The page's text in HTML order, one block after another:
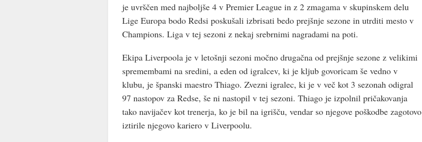
je uvrščen med najboljše 4 v Premier League in z 2 zmagama v skupinskem delu
Lige Europa bodo Redsi poskušali izbrisati bedo prejšnje sezone in utrditi mesto v
Champions. Liga v tej sezoni z nekaj srebrnimi nagradami na poti.
Ekipa Liverpoola je v letošnji sezoni močno drugačna od prejšnje sezone z velikimi
spremembami na sredini, a eden od igralcev, ki je kljub govoricam še vedno v
klubu, je španski maestro Thiago. Zvezni igralec, ki je v več kot 3 sezonah odigral
97 nastopov za Redse, še ni nastopil v tej sezoni. Thiago je izpolnil pričakovanja
tako navijačev kot trenerja, ko je bil na igrišču, vendar so njegove poškodbe zagotovo
iztirile njegovo kariero v Liverpoolu.